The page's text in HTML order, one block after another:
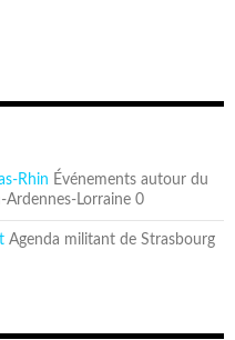
Rhin Événements autour du
Ardennes-Lorraine 0
Agenda militant de Strasbourg